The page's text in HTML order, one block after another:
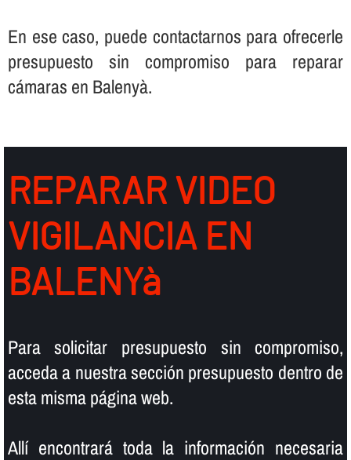
En ese caso, puede contactarnos para ofrecerle
presupuesto sin compromiso para reparar
cámaras en Balenyà.
REPARAR VIDEO
VIGILANCIA EN
BALENYà
Para solicitar presupuesto sin compromiso,
acceda a nuestra sección presupuesto dentro de
esta misma página web.
Allí­ encontrará toda la información necesaria